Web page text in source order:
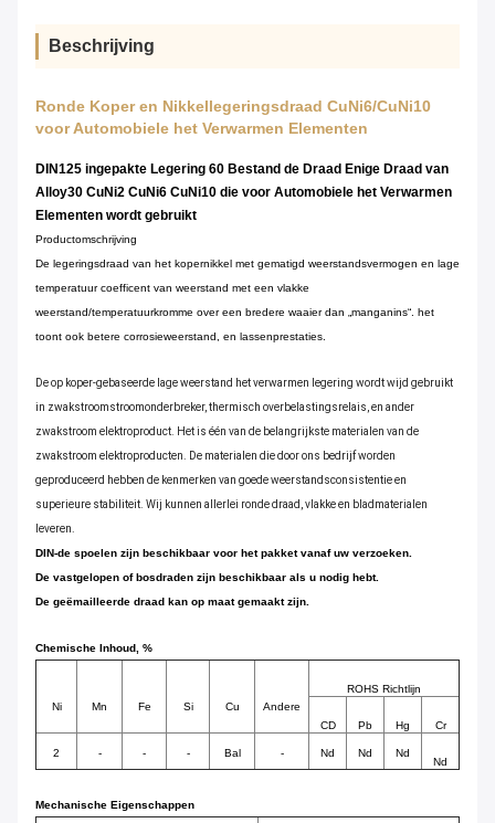
Beschrijving
Ronde Koper en Nikkellegeringsdraad CuNi6/CuNi10
voor Automobiele het Verwarmen Elementen
DIN125 ingepakte Legering 60 Bestand de Draad Enige Draad van
Alloy30 CuNi2 CuNi6 CuNi10 die voor Automobiele het Verwarmen
Elementen wordt gebruikt
Productomschrijving
De legeringsdraad van het kopernikkel met gematigd weerstandsvermogen en lage
temperatuur coefficent van weerstand met een vlakke
weerstand/temperatuurkromme over een bredere waaier dan „manganins“. het
toont ook betere corrosieweerstand, en lassenprestaties.
De op koper-gebaseerde lage weerstand het verwarmen legering wordt wijd gebruikt
in zwakstroomstroomonderbreker, thermisch overbelastingsrelais, en ander
zwakstroom elektroproduct. Het is één van de belangrijkste materialen van de
zwakstroom elektroproducten. De materialen die door ons bedrijf worden
geproduceerd hebben de kenmerken van goede weerstandsconsistentie en
superieure stabiliteit. Wij kunnen allerlei ronde draad, vlakke en bladmaterialen
leveren.
DIN-de spoelen zijn beschikbaar voor het pakket vanaf uw verzoeken.
De vastgelopen of bosdraden zijn beschikbaar als u nodig hebt.
De geëmailleerde draad kan op maat gemaakt zijn.
Chemische Inhoud, %
Ni Mn Fe Si Cu Andere
ROHS Richtlijn
CD Pb Hg Cr
2 - - - Bal - Nd Nd Nd
Nd
Mechanische Eigenschappen